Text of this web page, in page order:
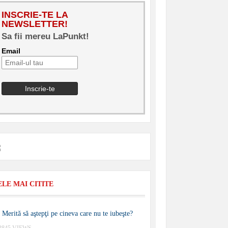
INSCRIE-TE LA
NEWSLETTER!
Sa fii mereu LaPunkt!
Email
MAI CITITE
Merită să aştepţi pe cineva care nu te iubeşte?